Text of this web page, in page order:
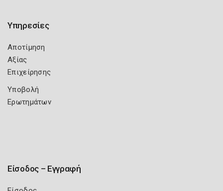
Υπηρεσίες
Αποτίμηση
Αξίας
Επιχείρησης
Υποβολή
Ερωτημάτων
Είσοδος – Εγγραφή